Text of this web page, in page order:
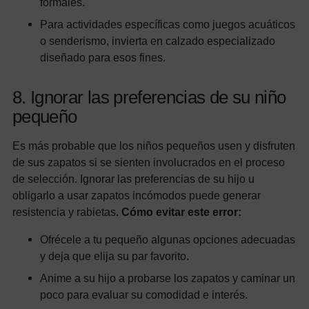
Para actividades específicas como juegos acuáticos
o senderismo, invierta en calzado especializado
diseñado para esos fines.
8. Ignorar las preferencias de su niño
pequeño
Es más probable que los niños pequeños usen y disfruten
de sus zapatos si se sienten involucrados en el proceso
de selección. Ignorar las preferencias de su hijo u
obligarlo a usar zapatos incómodos puede generar
resistencia y rabietas. Cómo evitar este error:
Ofrécele a tu pequeño algunas opciones adecuadas
y deja que elija su par favorito.
Anime a su hijo a probarse los zapatos y caminar un
poco para evaluar su comodidad e interés.